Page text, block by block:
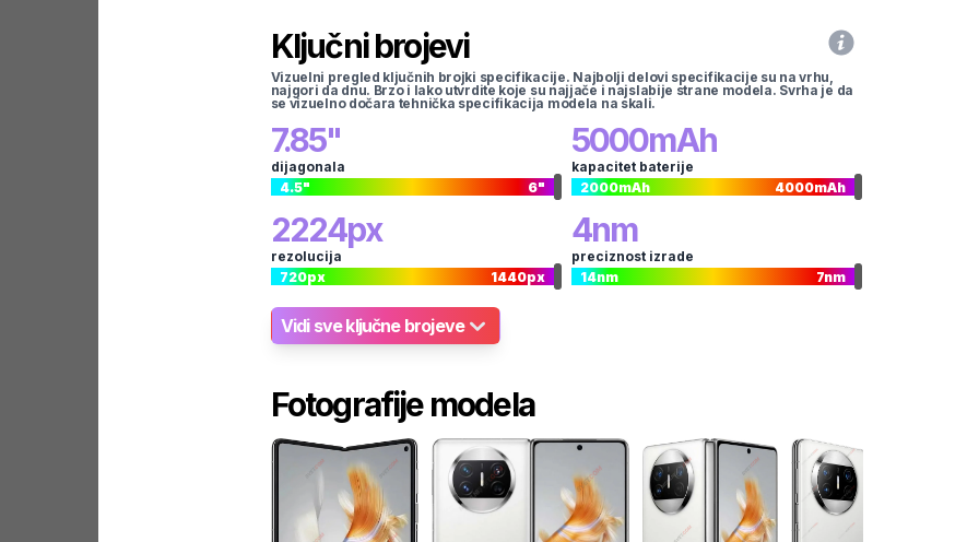
Ključni brojevi
Vizuelni pregled ključnih brojki specifikacije. Najbolji delovi specifikacije su na vrhu,
najgori da dnu. Brzo i lako utvrdite koje su najjače i najslabije strane modela. Svrha je da
se vizuelno dočara tehnička specifikacija modela na skali.
7.85"
dijagonala
4.5" 6"
5000mAh
kapacitet baterije
2000mAh 4000mAh
2224px
rezolucija
720px 1440px
4nm
preciznost izrade
14nm 7nm
Vidi sve ključne brojeve
Fotografije modela